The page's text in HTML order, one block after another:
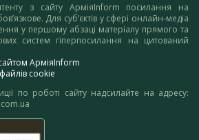
з сайту АрміяInform посилання на
Для суб’єктів у сфері онлайн-медіа
у першому абзаці матеріалу прямого та
систем гіперпосилання на цитований
АрміяInform
cookie
по роботі сайту надсилайте на адресу: